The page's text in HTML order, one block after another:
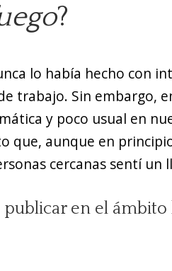
?
lo había hecho con
trabajo. Sin embargo,
y poco usual en
que, aunque en
cercanas sentí un
publicar en el